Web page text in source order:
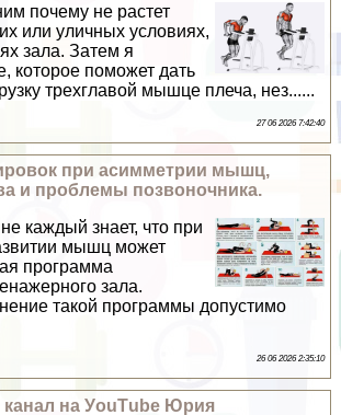
почему не растет
или уличных условиях,
зала. Затем я
которое поможет дать
трехглавой мышце плеча, нез......
27 06 2026 7:42:40
при асимметрии мышц,
и проблемы позвоночника.
каждый знает, что при
мышц может
программа
зала.
такой программы допустимо
26 06 2026 2:35:10
на УouТube Юрия